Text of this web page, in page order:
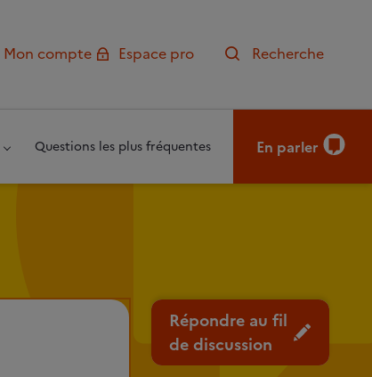
Mon compte
Espace pro Recherche
Questions les plus fréquentes En parler
Répondre au fil
de discussion